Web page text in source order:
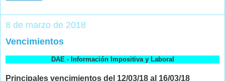
8 de marzo de 2018
Vencimientos
DAE - Información Impositiva y Laboral
Principales vencimientos del 12/03/18 al 16/03/18